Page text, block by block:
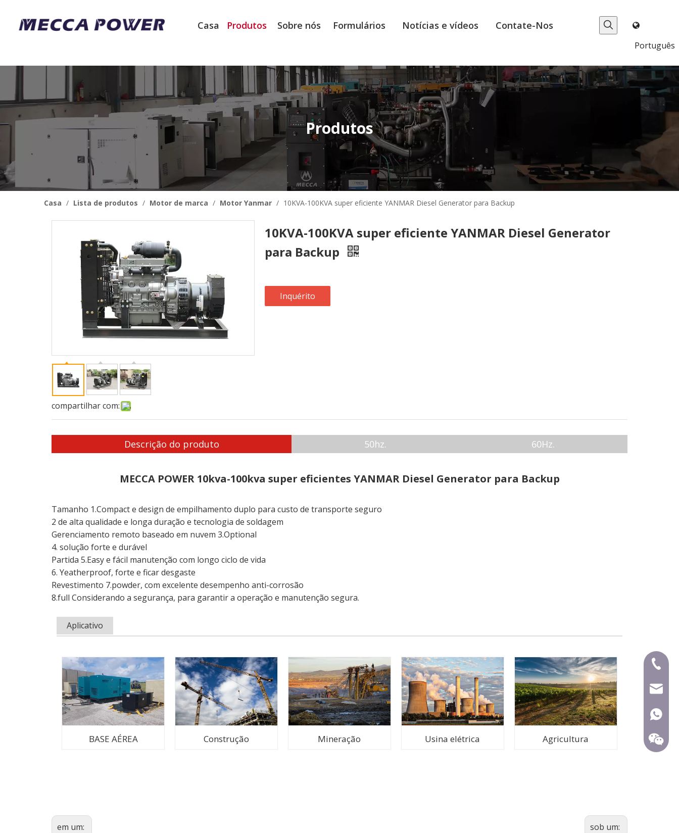
Casa Produtos Sobre nós Formulários Notícias e vídeos Contate-Nos
Português
Produtos
Casa / Lista de produtos / Motor de marca / Motor Yanmar / 10KVA-100KVA super eficiente YANMAR Diesel Generator para Backup
compartilhar com:
10KVA-100KVA super eficiente YANMAR Diesel Generator
para Backup
Inquérito
Descrição do produto 50hz. 60Hz.
MECCA POWER 10kva-100kva super eficientes YANMAR Diesel Generator para Backup
Tamanho 1.Compact e design de empilhamento duplo para custo de transporte seguro
2 de alta qualidade e longa duração e tecnologia de soldagem
Gerenciamento remoto baseado em nuvem 3.Optional
4. solução forte e durável
Partida 5.Easy e fácil manutenção com longo ciclo de vida
6. Yeatherproof, forte e ficar desgaste
Revestimento 7.powder, com excelente desempenho anti-corrosão
8.full Considerando a segurança, para garantir a operação e manutenção segura.
Aplicativo
BASE AÉREA Construção Mineração Usina elétrica Agricultura
em um: sob um:
+86-
+86-